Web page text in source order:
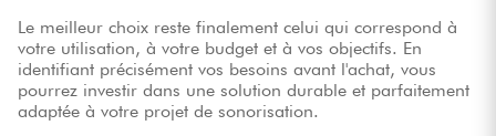
Le meilleur choix reste finalement celui qui correspond à
votre utilisation, à votre budget et à vos objectifs. En
identifiant précisément vos besoins avant l'achat, vous
pourrez investir dans une solution durable et parfaitement
adaptée à votre projet de sonorisation.